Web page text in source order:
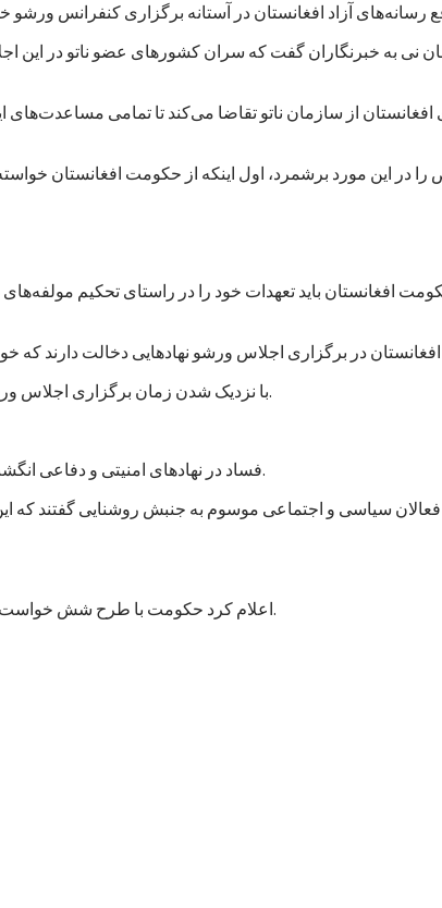
نی به خبرنگاران گفت که سران کشورهای عضو ناتو در این
از سازمان ناتو تقاضا می‌کند تا تمامی
افغانستان باید تعهدات خود را در راستای تحکیم
با نزدیک شدن زمان برگزاری اجلاس ورشو، نهادها و گروه‌های مختلف در پی اعمال فشار بر حکومت افغانستان برآمده‌اند تا به مسائل داخلی بیشتر توجه کند.
فساد در نهادهای امنیتی و دفاعی انگشت گذاشت و آن را خطر اصلی در افغانستان عنوان کرد. این سازمان از حکومت خواست که به این امر توجه جدی کند.
سیاسی و اجتماعی موسوم به جنبش روشنایی گفتند که
اعلام کرد حکومت با طرح شش خواست مشخص به این اجلاس می‌رود که عمدتاً شامل درخواست کمک برای تقویت و تجهیز نیروهای مسلح افغانستان است.